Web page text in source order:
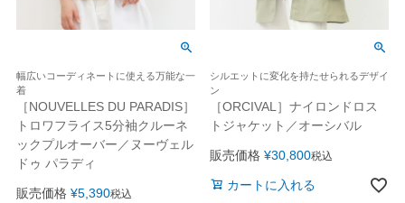
幅広いコーディネートに使える万能な一
着
［NOUVELLES DU PARADIS］
トロワフライス5分袖クルーネ
ックプルオーバー／ヌーヴェル
ドゥ パラディ
販売価格 ¥5,390税込
シルエットに変化を持たせられるデザイ
ン
［ORCIVAL］ナイロンドロス
トジャケット／オーシバル
販売価格 ¥30,800税込
カートに入れる